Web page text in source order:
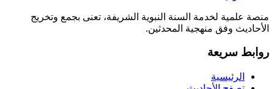
منصة علمية لخدمة السنة النبوية الشريفة، تعنى بجمع وتخريج
الأحاديث وفق منهجية المحدثين.
روابط سريعة
الرئيسية